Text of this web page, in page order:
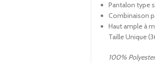
Pantalon type
Combinaison
Haut ample à
Taille Unique
100% Polyester